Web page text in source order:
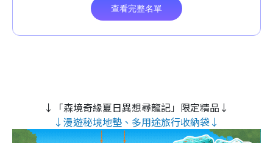
↓「森境奇緣夏日異想尋龍記」限定精品↓
↓漫遊秘境地墊、多用途旅行收納袋↓